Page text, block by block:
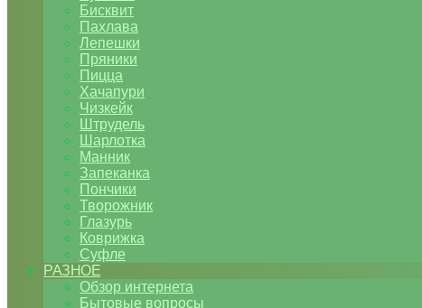
Бисквит
Пахлава
Лепешки
Пряники
Пицца
Хачапури
Чизкейк
Штрудель
Шарлотка
Манник
Запеканка
Пончики
Творожник
Глазурь
Коврижка
Суфле
РАЗНОЕ
Обзор интернета
Бытовые вопросы